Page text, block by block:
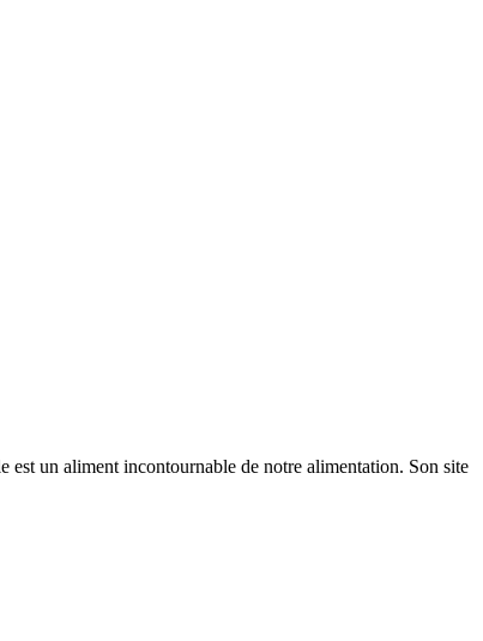
un aliment incontournable de notre alimentation. Son site